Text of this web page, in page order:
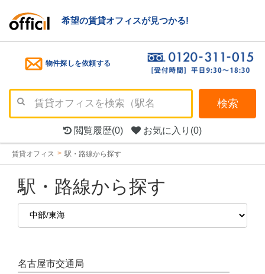
希望の賃貸オフィスが見つかる!
物件探しを依頼する
検索
閲覧履歴(0) お気に入り (0)
賃貸オフィス 駅・路線から探す
駅・路線から探す
名古屋市交通局